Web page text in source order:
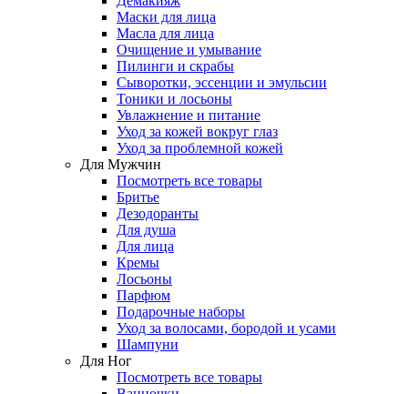
Маски для лица
Масла для лица
Очищение и умывание
Пилинги и скрабы
Сыворотки, эссенции и эмульсии
Тоники и лосьоны
Увлажнение и питание
Уход за кожей вокруг глаз
Уход за проблемной кожей
Для Мужчин
Посмотреть все товары
Бритье
Дезодоранты
Для душа
Для лица
Кремы
Лосьоны
Парфюм
Подарочные наборы
Уход за волосами, бородой и усами
Шампуни
Для Ног
Посмотреть все товары